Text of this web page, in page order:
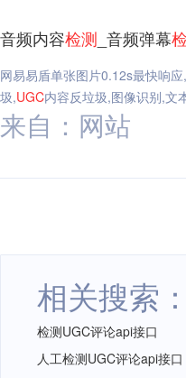
音频内容检测 _音频弹幕
网易易盾单张图片0.12s最快响
圾,UGC内容反垃圾,图像识别,文
来自：网站
相关搜索：
检测UGC评论api接口
人工检测UGC评论api接口